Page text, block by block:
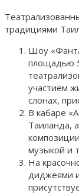
традициями
Шоу
площадью
участием
слонах,
В кабаре
Таиланда,
музыкой и
На
диджеями